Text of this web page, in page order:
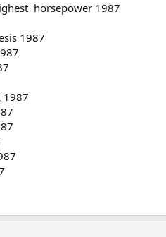
horsepower 1987
1987
1987